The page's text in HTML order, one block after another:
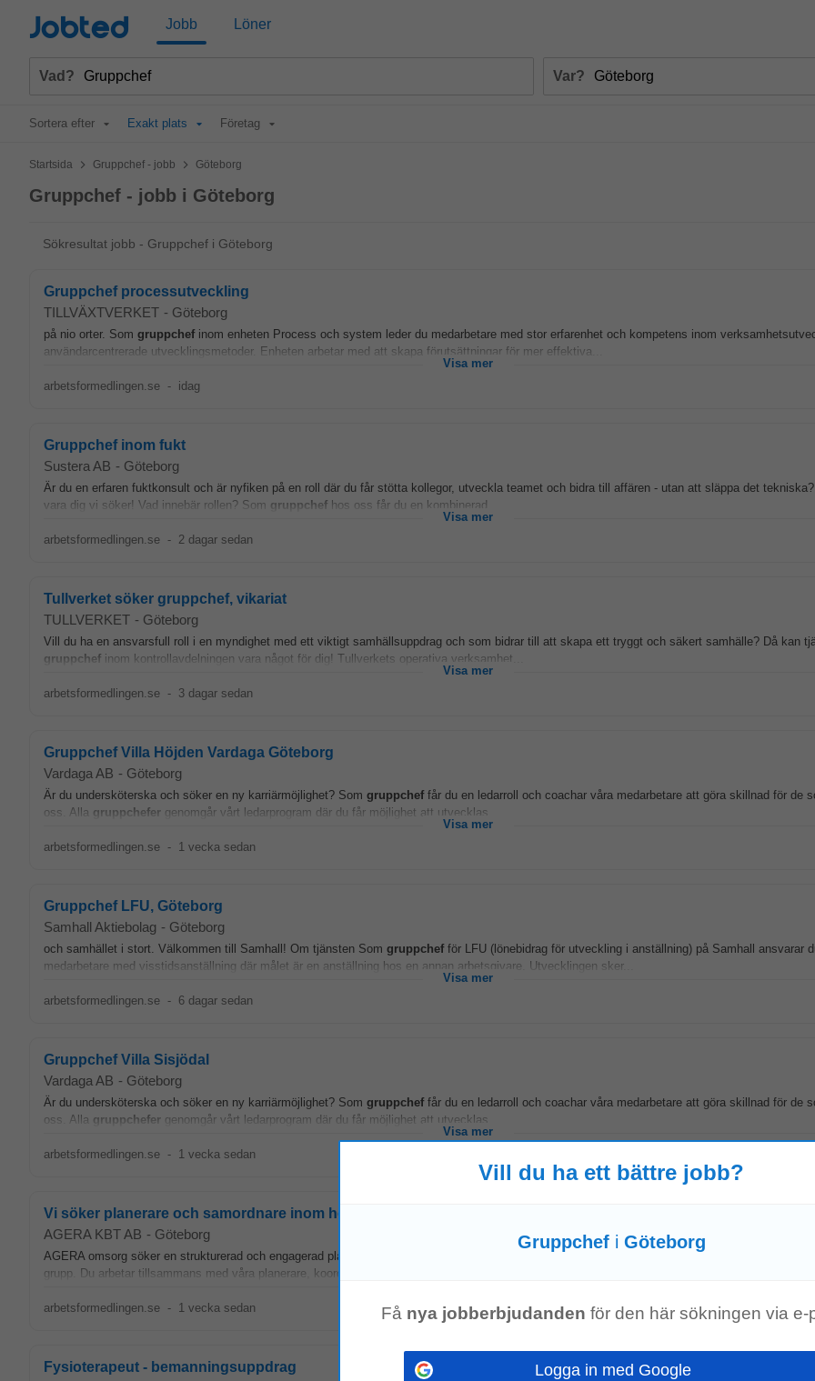
Jobted Jobb Löner
Vad? Var?
Sortera efter Exakt plats Företag
Startsida > Gruppchef - jobb > Göteborg
Gruppchef - jobb i Göteborg
Sökresultat jobb - Gruppchef i Göteborg
Gruppchef processutveckling
TILLVÄXTVERKET - Göteborg
på nio orter. Som gruppchefinom enheten Process och system leder du medarbetare med stor erfarenhet och kompetens inom
användarcentrerade utvecklingsmetoder. Enheten arbetar med att skapa förutsättningar för mer effektiva...
Visa mer
arbetsformedlingen.se - idag
Gruppchef inom fukt
Sustera AB - Göteborg
Är du en erfaren fuktkonsult och är nyfiken på en roll där du får stötta kollegor, utveckla teamet och bidra till affären - utan att släppa det
vara dig vi söker! Vad innebär rollen? Som gruppchef hos oss får du en kombinerad...
Visa mer
arbetsformedlingen.se - 2 dagar sedan
Tullverket söker gruppchef, vikariat
TULLVERKET - Göteborg
Vill du ha en ansvarsfull roll i en myndighet med ett viktigt samhällsuppdrag och som bidrar till att skapa ett tryggt och säkert samhälle? Då kan
gruppchef inom kontrollavdelningen vara något för dig! Tullverkets operativa verksamhet...
Visa mer
arbetsformedlingen.se - 3 dagar sedan
Gruppchef Villa Höjden Vardaga Göteborg
Vardaga AB - Göteborg
Är du undersköterska och söker en ny karriärmöjlighet? Som gruppcheffår du en ledarroll och coachar våra medarbetare att göra skillnad för de
oss. Alla gruppchefer genomgår vårt ledarprogram där du får möjlighet att utvecklas...
Visa mer
arbetsformedlingen.se - 1 vecka sedan
Gruppchef LFU, Göteborg
Samhall Aktiebolag - Göteborg
och samhället i stort. Välkommen till Samhall! Om tjänsten Som gruppchefför LFU (lönebidrag för utveckling i anställning) på Samhall ansvarar
medarbetare med visstidsanställning där målet är en anställning hos en annan arbetsgivare. Utvecklingen sker...
Visa mer
arbetsformedlingen.se - 6 dagar sedan
Gruppchef Villa Sisjödal
Vardaga AB - Göteborg
Är du undersköterska och söker en ny karriärmöjlighet? Som gruppcheffår du en ledarroll och coachar våra medarbetare att göra skillnad för de
oss. Alla gruppchefer genomgår vårt ledarprogram där du får möjlighet att utvecklas...
Visa mer
arbetsformedlingen.se - 1 vecka sedan
Vi söker planerare och samordnare inom hemtjänst
AGERA KBT AB - Göteborg
AGERA omsorg söker en strukturerad och engagerad planerare/samordnare till vår hemtjänstverksamhet i Göteborg. Du kommer att ingå i vår
grupp. Du arbetar tillsammans med våra planerare, koordinator,
arbetsformedlingen.se - 1 vecka sedan
Fysioterapeut - bemanningsuppdrag
Vill du ha ett bättre jobb?
Gruppchefi Göteborg
Få nya jobberbjudanden för den här sökningen via e-
Logga in med Google